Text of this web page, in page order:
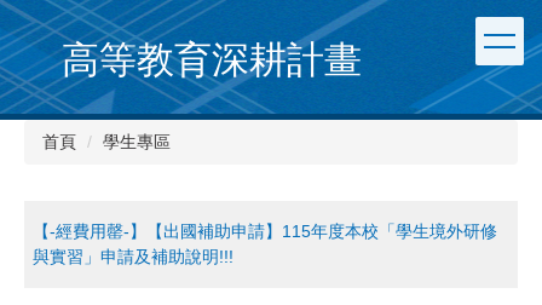
跳
到
主
要
內
高等教育深耕計畫
首頁 學生專區
【-經費用罄-】【出國補助申請】115年度本校「學生境外研修
與實習」申請及補助說明!!!